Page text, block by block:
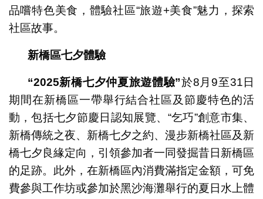
品嚐特色美食，體驗社區“旅遊+美食”魅力，探索
社區故事。
新橋區七夕體驗
“2025新橋七夕仲夏旅遊體驗”於8月9至31日
期間在新橋區一帶舉行結合社區及節慶特色的活
動，包括七夕節慶日認知展覽、“乞巧”創意市集、
新橋傳統之夜、新橋七夕之約、漫步新橋社區及新
橋七夕良緣定向，引領參加者一同發掘昔日新橋區
的足跡。此外，在新橋區內消費滿指定金額，可免
費參與工作坊或參加於黑沙海灘舉行的夏日水上體